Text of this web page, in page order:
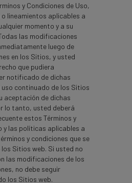
y Condiciones de Uso,
lineamientos aplicables a
momento y a su
las modificaciones
luego de
en los Sitios, y usted
que pudiera
notificado de dichas
continuado de los Sitios
aceptación de dichas
lo tanto, usted deberá
estos Términos y
y las políticas aplicables a
y condiciones que se
Sitios web. Si usted no
las modificaciones de los
no debe seguir
los Sitios web.